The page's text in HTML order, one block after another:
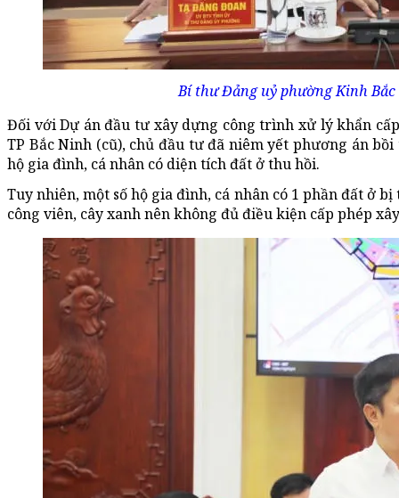
Bí thư Đảng uỷ phường Kinh
Đối với Dự án đầu tư xây dựng công trình xử lý khẩn
TP Bắc Ninh (cũ), chủ đầu tư đã niêm yết phương án
hộ gia đình, cá nhân có diện tích đất ở thu hồi.
Tuy nhiên, một số hộ gia đình, cá nhân có 1 phần đất ở
công viên, cây xanh nên không đủ điều kiện cấp phép